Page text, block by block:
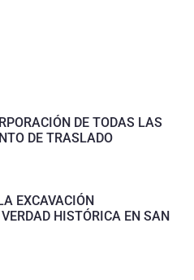
DE TODAS LAS
DE TRASLADO
EXCAVACIÓN
HISTÓRICA EN SAN